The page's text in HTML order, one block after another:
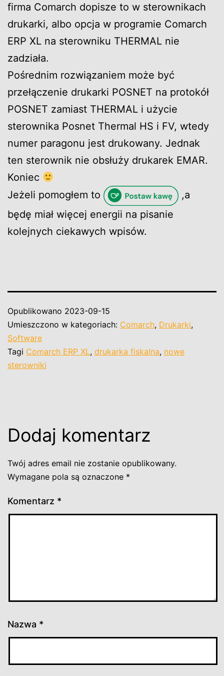
firma Comarch dopisze to w sterownikach
drukarki, albo opcja w programie Comarch
ERP XL na sterowniku THERMAL nie
zadziała.
Pośrednim rozwiązaniem może być
przełączenie drukarki POSNET na protokół
POSNET zamiast THERMAL i użycie
sterownika Posnet Thermal HS i FV, wtedy
numer paragonu jest drukowany. Jednak
ten sterownik nie obsłuży drukarek EMAR.
Koniec
Jeżeli pomogłem to
,a
będę miał więcej energii na pisanie
kolejnych ciekawych wpisów.
Opublikowano 2023-09-15
Umieszczono w kategoriach: Comarch, Drukarki,
Software
Tagi Comarch ERP XL, drukarka fiskalna, nowe
sterowniki
Dodaj komentarz
Twój adres email nie zostanie opublikowany.
Wymagane pola są oznaczone *
Komentarz *
Nazwa *